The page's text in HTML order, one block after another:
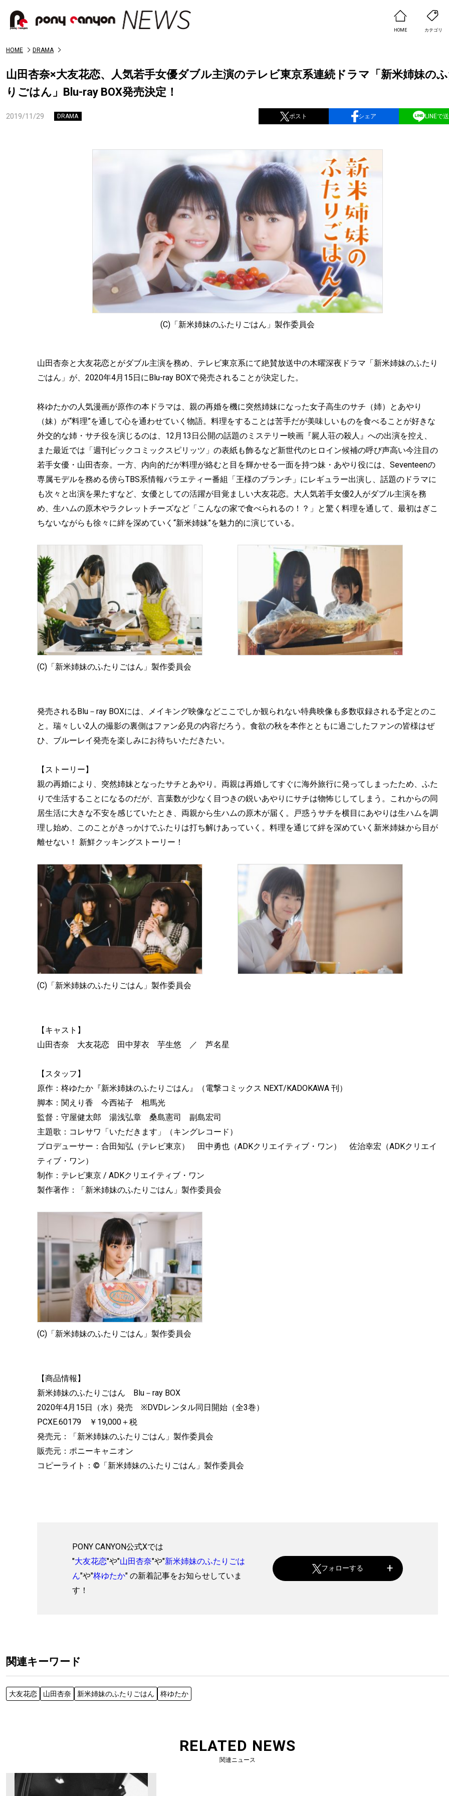
HOME カテゴリ
HOME DRAMA
山田杏奈×大友花恋、人気若手女優ダブル主演のテレビ東京系連続ドラマ「新米姉妹の
りごはん」Blu-ray BOX発売決定！
2019/11/29 DRAMA ポスト シェア LINEで
(C)「新米姉妹のふたりごはん」製作委員会
山田杏奈と大友花恋とがダブル主演を務め、テレビ東京系にて絶賛放送中の木曜深夜ドラマ「新米姉妹のふたり
ごはん」が、2020年4月15日にBlu-ray BOXで発売されることが決定した。
柊ゆたかの人気漫画が原作の本ドラマは、親の再婚を機に突然姉妹になった女子高生のサチ（姉）とあやり
（妹）が“料理”を通して心を通わせていく物語。料理をすることは苦手だが美味しいものを食べることが好きな
外交的な姉・サチ役を演じるのは、12月13日公開の話題のミステリー映画『屍人荘の殺人』への出演を控え、
また最近では「週刊ビックコミックスピリッツ」の表紙も飾るなど新世代のヒロイン候補の呼び声高い今注目の
若手女優・山田杏奈。一方、内向的だが料理が絡むと目を輝かせる一面を持つ妹・あやり役には、Seventeenの
専属モデルを務める傍らTBS系情報バラエティー番組「王様のブランチ」にレギュラー出演し、話題のドラマに
も次々と出演を果たすなど、女優としての活躍が目覚ましい大友花恋。大人気若手女優2人がダブル主演を務
め、生ハムの原木やラクレットチーズなど「こんなの家で食べられるの！？」と驚く料理を通して、最初はぎこ
ちないながらも徐々に絆を深めていく“新米姉妹”を魅力的に演じている。
(C)「新米姉妹のふたりごはん」製作委員会
発売されるBlu－ray BOXには、メイキング映像などここでしか観られない特典映像も多数収録される予定とのこ
と。瑞々しい2人の撮影の裏側はファン必見の内容だろう。食欲の秋を本作とともに過ごしたファンの皆様はぜ
ひ、ブルーレイ発売を楽しみにお待ちいただきたい。
【ストーリー】
親の再婚により、突然姉妹となったサチとあやり。両親は再婚してすぐに海外旅行に発ってしまったため、ふた
りで生活することになるのだが、言葉数が少なく目つきの鋭いあやりにサチは物怖じしてしまう。これからの同
居生活に大きな不安を感じていたとき、両親から生ハムの原木が届く。戸惑うサチを横目にあやりは生ハムを調
理し始め、このことがきっかけでふたりは打ち解けあっていく。料理を通じて絆を深めていく新米姉妹から目が
離せない！ 新鮮クッキングストーリー！
(C)「新米姉妹のふたりごはん」製作委員会
【キャスト】
山田杏奈 大友花恋 田中芽衣 芋生悠 ／ 芦名星
【スタッフ】
原作：柊ゆたか『新米姉妹のふたりごはん』（電撃コミックス NEXT/KADOKAWA 刊）
脚本：関えり香 今西祐子 相馬光
監督：守屋健太郎 湯浅弘章 桑島憲司 副島宏司
主題歌：コレサワ「いただきます」（キングレコード）
プロデューサー：合田知弘（テレビ東京） 田中勇也（ADKクリエイティブ・ワン） 佐治幸宏（ADKクリエイ
ティブ・ワン）
制作：テレビ東京 / ADKクリエイティブ・ワン
製作著作：「新米姉妹のふたりごはん」製作委員会
(C)「新米姉妹のふたりごはん」製作委員会
【商品情報】
新米姉妹のふたりごはん Blu－ray BOX
2020年4月15日（水）発売 ※DVDレンタル同日開始（全3巻）
PCXE.60179 ￥19,000＋税
発売元：「新米姉妹のふたりごはん」製作委員会
販売元：ポニーキャニオン
コピーライト：©「新米姉妹のふたりごはん」製作委員会
PONY CANYON公式Xでは
"大友花恋"や"山田杏奈"や"新米姉妹のふたりごは
ん"や"柊ゆたか" の新着記事をお知らせしていま
す！
フォローする
関連キーワード
大友花恋 山田杏奈 新米姉妹のふたりごはん 柊ゆたか
RELATED NEWS
関連ニュース